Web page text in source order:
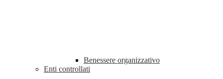
Benessere organizzativo
Enti controllati